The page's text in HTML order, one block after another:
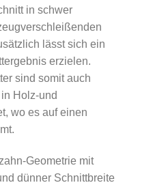
in schwer
lässt sich ein
erzielen.
sind somit auch
Holz-und
wo es auf einen
Geometrie mit
dünner Schnittbreite